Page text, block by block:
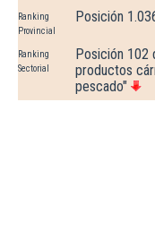
Ranking
Provincial
Posición
Ranking
Sectorial
Posición 102
productos
pescado"